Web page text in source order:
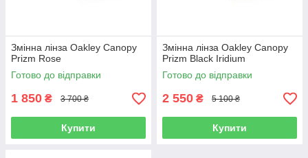
Змінна лінза Oakley Canopy
Prizm Rose
Готово до відправки
1 850 ₴ 3 700 ₴
Купити
Змінна лінза Oakley Canopy
Prizm Black Iridium
Готово до відправки
2 550 ₴ 5 100 ₴
Купити